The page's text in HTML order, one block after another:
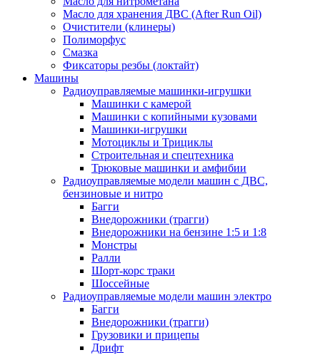
Масло для хранения ДВС (After Run Oil)
Очистители (клинеры)
Полиморфус
Смазка
Фиксаторы резбы (локтайт)
Машины
Радиоуправляемые машинки-игрушки
Машинки с камерой
Машинки с копийными кузовами
Машинки-игрушки
Мотоциклы и Трициклы
Строительная и спецтехника
Трюковые машинки и амфибии
Радиоуправляемые модели машин с ДВС,
бензиновые и нитро
Багги
Внедорожники (трагги)
Внедорожники на бензине 1:5 и 1:8
Монстры
Ралли
Шорт-корс траки
Шоссейные
Радиоуправляемые модели машин электро
Багги
Внедорожники (трагги)
Грузовики и прицепы
Дрифт